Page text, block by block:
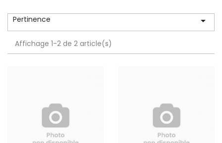
Pertinence 
Affichage 1-2 de 2 article(s)